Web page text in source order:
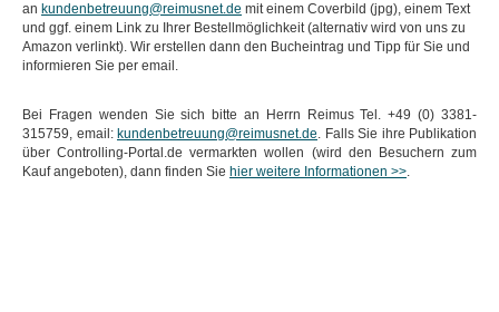
an kundenbetreuung@reimusnet.de mit einem Coverbild (jpg), einem Text
und ggf. einem Link zu Ihrer Bestellmöglichkeit (alternativ wird von uns zu
Amazon verlinkt). Wir erstellen dann den Bucheintrag und Tipp für Sie und
informieren Sie per email.
Bei Fragen wenden Sie sich bitte an Herrn Reimus Tel. +49 (0) 3381-
315759, email: kundenbetreuung@reimusnet.de. Falls Sie ihre Publikation
über Controlling-Portal.de vermarkten wollen (wird den Besuchern zum
Kauf angeboten), dann finden Sie hier weitere Informationen >>.